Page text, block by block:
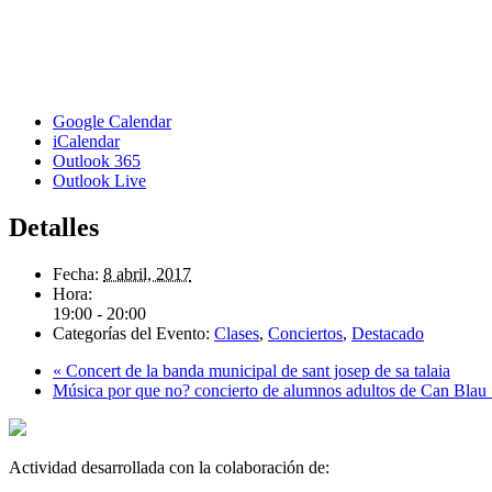
Google Calendar
iCalendar
Outlook 365
Outlook Live
Detalles
Fecha: 8 abril, 2017
Hora:
19:00 - 20:00
Categorías del Evento: Clases, Conciertos, Destacado
« Concert de la banda municipal de sant josep de sa talaia
Música por que no? concierto de alumnos adultos de Can Blau
Actividad desarrollada con la colaboración de: